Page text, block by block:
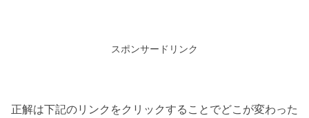
スポンサードリンク
正解は下記のリンクをクリックすることでどこが変わった